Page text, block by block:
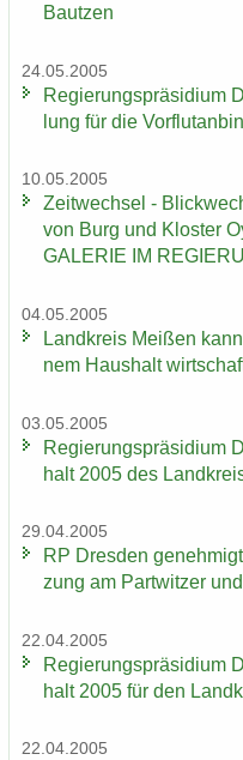
Baut­zen
24.05.2005
Re­gie­rungs­prä­si­di­um
lung für die
10.05.2005
Zeit­wech­sel -
von Burg und Klos­ter
GA­LE­RIE IM
04.05.2005
Land­kreis Mei­ßen
nem Haus­halt
03.05.2005
Re­gie­rungs­prä­si­di­um
halt 2005 des
29.04.2005
RP Dres­den
zung am Part­wit­zer
22.04.2005
Re­gie­rungs­prä­si­di­um
halt 2005 für den
22.04.2005